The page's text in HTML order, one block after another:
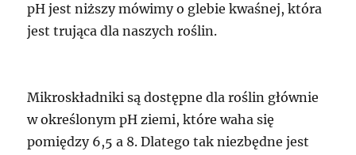
pH jest niższy mówimy o glebie kwaśnej, która
jest trująca dla naszych roślin.
Mikroskładniki są dostępne dla roślin głównie
w określonym pH ziemi, które waha się
pomiędzy 6,5 a 8. Dlatego tak niezbędne jest